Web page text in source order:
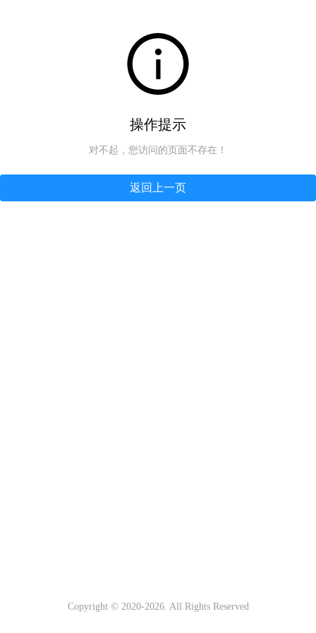
操作提示
对不起，您访问的页面不存在！
返回上一页
Copyright © 2020-2026. All Rights Reserved